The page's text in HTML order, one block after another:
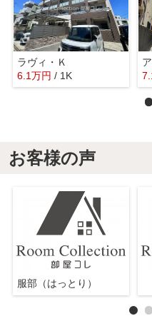
ラヴィ・Ｋ
6.1万円 / 1K
お客様の声
服部（はっとり）